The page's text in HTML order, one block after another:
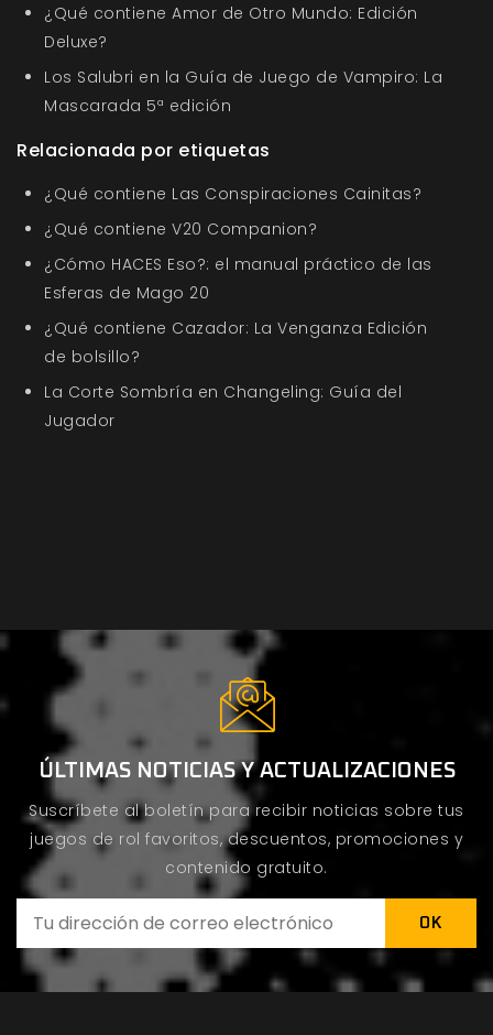
¿Qué contiene Amor de Otro Mundo: Edición
Deluxe?
Los Salubri en la Guía de Juego de Vampiro: La
Mascarada 5ª edición
Relacionada por etiquetas
¿Qué contiene Las Conspiraciones Cainitas?
¿Qué contiene V20 Companion?
¿Cómo HACES Eso?: el manual práctico de las
Esferas de Mago 20
¿Qué contiene Cazador: La Venganza Edición
de bolsillo?
La Corte Sombría en Changeling: Guía del
Jugador
ÚLTIMAS NOTICIAS Y ACTUALIZACIONES
Suscríbete al boletín para recibir noticias sobre tus
juegos de rol favoritos, descuentos, promociones y
contenido gratuito.